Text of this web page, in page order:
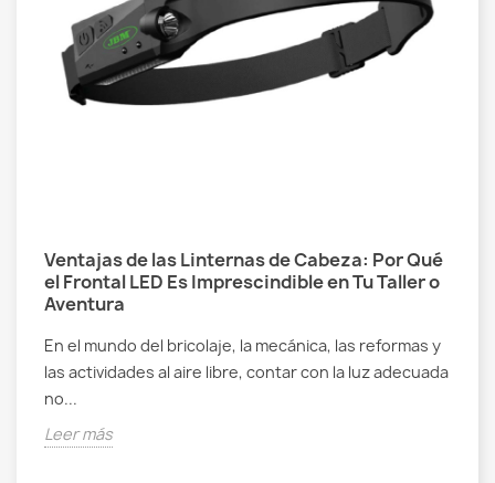
Ventajas de las Linternas de Cabeza: Por Qué
el Frontal LED Es Imprescindible en Tu Taller o
Aventura
En el mundo del bricolaje, la mecánica, las reformas y
las actividades al aire libre, contar con la luz adecuada
no...
Leer más